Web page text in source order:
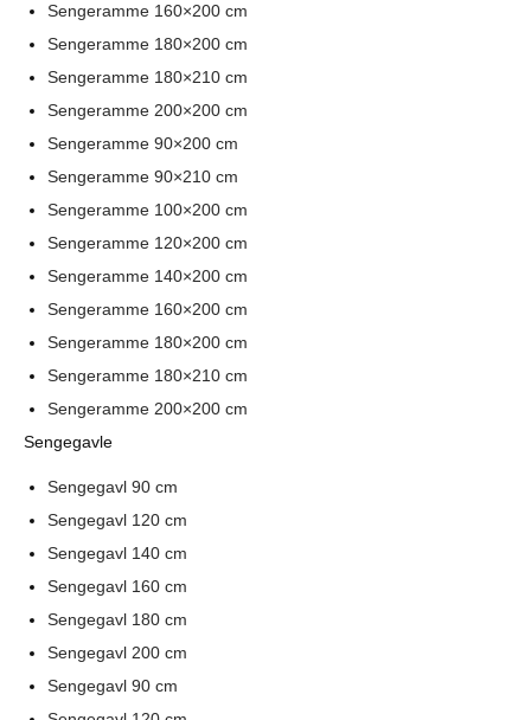
Sengeramme 160×200 cm
Sengeramme 180×200 cm
Sengeramme 180×210 cm
Sengeramme 200×200 cm
Sengeramme 90×200 cm
Sengeramme 90×210 cm
Sengeramme 100×200 cm
Sengeramme 120×200 cm
Sengeramme 140×200 cm
Sengeramme 160×200 cm
Sengeramme 180×200 cm
Sengeramme 180×210 cm
Sengeramme 200×200 cm
Sengegavle
Sengegavl 90 cm
Sengegavl 120 cm
Sengegavl 140 cm
Sengegavl 160 cm
Sengegavl 180 cm
Sengegavl 200 cm
Sengegavl 90 cm